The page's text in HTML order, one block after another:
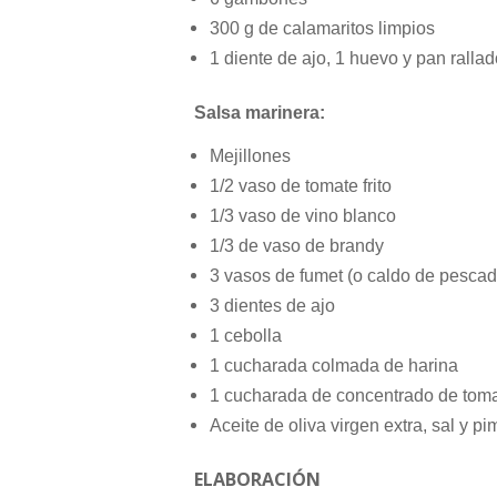
300 g de calamaritos limpios
1 diente de ajo, 1 huevo y pan
Salsa marinera:
Mejillones
1/2 vaso de tomate frito
1/3 vaso de vino blanco
1/3 de vaso de brandy
3 vasos de fumet (o caldo de
3 dientes de ajo
1 cebolla
1 cucharada colmada de harina
1 cucharada de concentrado de
Aceite de oliva virgen extra, sal y
ELABORACIÓN